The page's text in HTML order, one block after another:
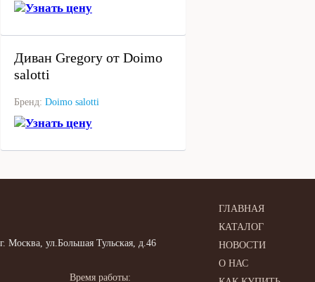
Узнать цену
Диван Gregory от Doimo
salotti
Бренд: Doimo salotti
Узнать цену
г. Москва, ул.Большая Тульская, д.46
Время работы:
ГЛАВНАЯ
КАТАЛОГ
НОВОСТИ
О НАС